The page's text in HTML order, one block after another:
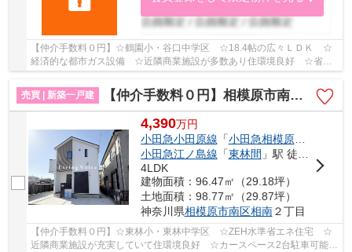
【仲介手数料０円】☆鶴園小・谷口中学区 ☆18.4帖の広々ＬＤＫ ☆
経済的な都市ガス設備 ☆近隣商業施設が多数あり住環境良好 ☆省エ
ネ基準適合住宅♪ 【相模原市南区の新築一戸建てのこ...
売買 | 新築一戸建
【仲介手数料０円】相模原市南区相南2丁目1期 新築一戸建て
4,390万円
小田急小田原線 「小田急相模原」駅 徒歩
小田急江ノ島線 「東林間 」駅 徒歩18分
4LDK
建物面積：96.47㎡（29.18坪）
土地面積：98.77㎡（29.87坪）
神奈川県相模原市南区相南２丁目
【仲介手数料０円】☆東林小・東林中学区 ☆ZEH水準省エネ住宅 ☆
近隣商業施設が充実していて住環境良好 ☆カースペース2台駐車可能